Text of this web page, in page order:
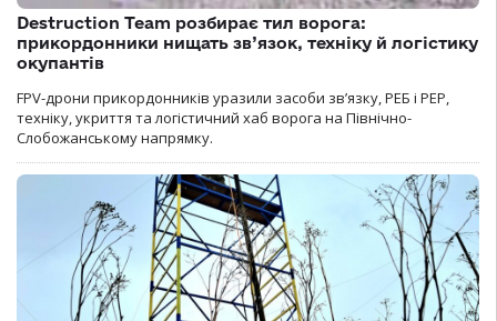
Destruction Team розбирає тил ворога:
прикордонники нищать зв’язок, техніку й логістику
окупантів
FPV-дрони прикордонників уразили засоби зв’язку, РЕБ і РЕР,
техніку, укриття та логістичний хаб ворога на Північно-
Слобожанському напрямку.